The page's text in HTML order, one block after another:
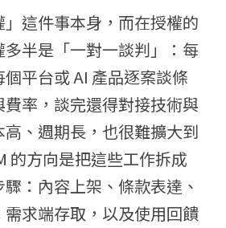
這件事本身，而在授權的
半是「一對一談判」：每
平台或 AI 產品逐案談條
率，談完還得對接技術與
、週期長，也很難擴大到
的方向是把這些工作拆成
：內容上架、條款表達、
求端存取，以及使用回饋